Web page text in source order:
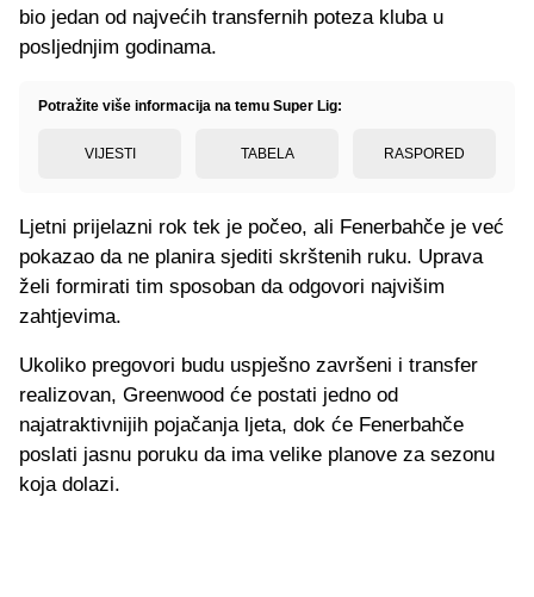
bio jedan od najvećih transfernih poteza kluba u
posljednjim godinama.
Potražite više informacija na temu Super Lig:
VIJESTI TABELA RASPORED
Ljetni prijelazni rok tek je počeo, ali Fenerbahče je već
pokazao da ne planira sjediti skrštenih ruku. Uprava
želi formirati tim sposoban da odgovori najvišim
zahtjevima.
Ukoliko pregovori budu uspješno završeni i transfer
realizovan, Greenwood će postati jedno od
najatraktivnijih pojačanja ljeta, dok će Fenerbahče
poslati jasnu poruku da ima velike planove za sezonu
koja dolazi.